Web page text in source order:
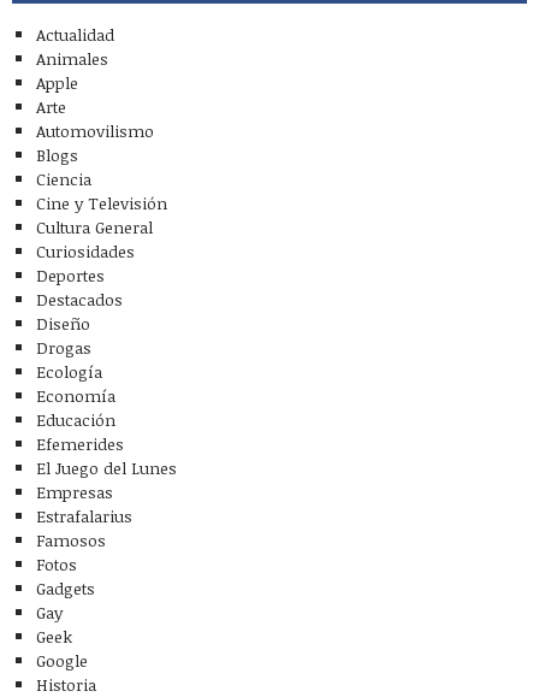
Actualidad
Animales
Apple
Arte
Automovilismo
Blogs
Ciencia
Cine y Televisión
Cultura General
Curiosidades
Deportes
Destacados
Diseño
Drogas
Ecología
Economía
Educación
Efemerides
El Juego del Lunes
Empresas
Estrafalarius
Famosos
Fotos
Gadgets
Gay
Geek
Google
Historia